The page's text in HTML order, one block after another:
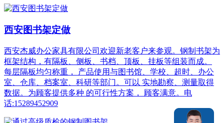
西安图书架定做
西安杰威办公家具有限公司欢迎新老客户来参观。钢制书架为
框架结构，有隔板、侧板、书档、顶板、挂板等组装而成。
每层隔板均匀称重， 产品使用与图书馆、学校、超时、办公
室、仓库、档案室、科研等部门。可以 实地勘察、测量取得
数据。为顾客提供多种 的可行性方案， 顾客满意。电
话:15289452909